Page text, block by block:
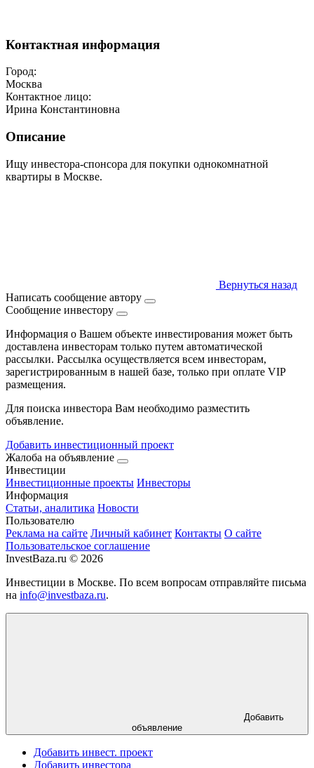
Контактная информация
Город:
Москва
Контактное лицо:
Ирина Константиновна
Описание
Ищу инвестора-спонсора для покупки однокомнатной
квартиры в Москве.
Вернуться назад
Написать сообщение автору
Сообщение инвестору
Информация о Вашем объекте инвестирования может быть
доставлена инвесторам только путем автоматической
рассылки. Рассылка осуществляется всем инвесторам,
зарегистрированным в нашей базе, только при оплате VIP
размещения.
Для поиска инвестора Вам необходимо разместить
объявление.
Добавить инвестиционный проект
Жалоба на объявление
Инвестиции
Инвестиционные проекты Инвесторы
Информация
Статьи, аналитика Новости
Пользователю
Реклама на сайте Личный кабинет Контакты О сайте
Пользовательское соглашение
InvestBaza.ru © 2026
Инвестиции в Москве. По всем вопросам отправляйте письма
на info@investbaza.ru.
Добавить
объявление
Добавить инвест. проект
Добавить инвестора